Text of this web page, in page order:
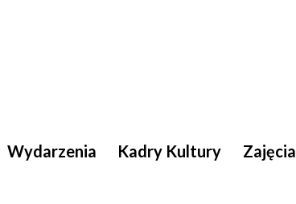
Wydarzenia Kadry Kultury Zajęcia